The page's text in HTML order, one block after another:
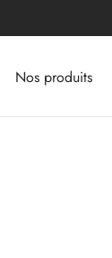
Nos produits